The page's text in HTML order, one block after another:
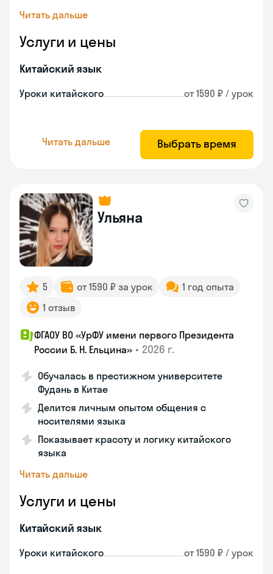
Читать дальше
Услуги и цены
Китайский язык
Уроки китайского от 1590 ₽ / урок
Читать дальше Выбрать время
Ульяна
5 от 1590 ₽ за урок
1 год опыта
1 отзыв
ФГАОУ ВО «УрФУ имени первого Президента
России Б. Н. Ельцина» • 2026 г.
Обучалась в престижном университете
Фудань в Китае
Делится личным опытом общения с
носителями языка
Показывает красоту и логику китайского
языка
Читать дальше
Услуги и цены
Китайский язык
Уроки китайского от 1590 ₽ / урок